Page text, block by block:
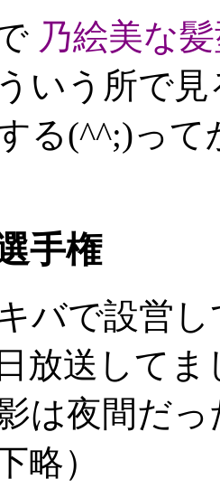
乃絵美な
いう所で見
る(^^;)っ
手権
バで設営
放送して
は夜間だ
略）